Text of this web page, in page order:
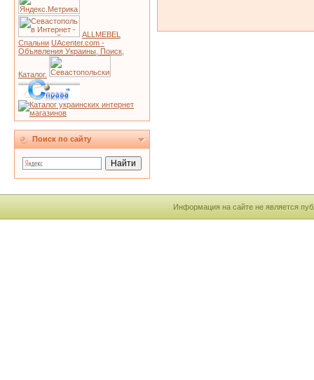
ALLMEBEL
Спальни UAcenter.com -
Объявления Украины, Поиск,
Каталог.
Поиск по сайту
Информация на сайте не является